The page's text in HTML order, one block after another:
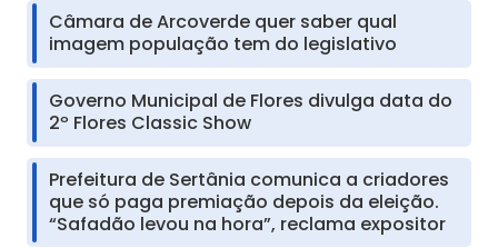
Câmara de Arcoverde quer saber qual
imagem população tem do legislativo
Governo Municipal de Flores divulga data do
2º Flores Classic Show
Prefeitura de Sertânia comunica a criadores
que só paga premiação depois da eleição.
“Safadão levou na hora”, reclama expositor